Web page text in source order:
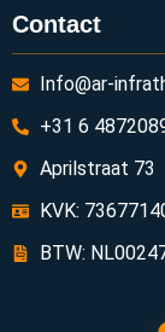
Contact
Info@ar-
+31 6
Aprilstraat 73
KVK:
BTW: